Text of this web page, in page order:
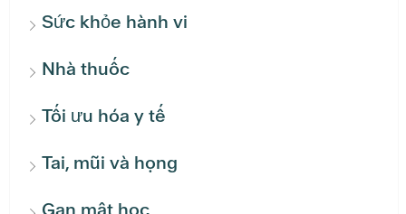
Sức khỏe hành vi
Nhà thuốc
Tối ưu hóa y tế
Tai, mũi và họng